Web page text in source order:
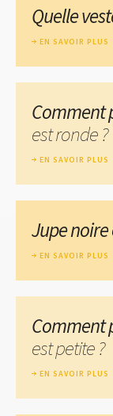
Quelle
EN SAVOIR PLUS
Comment
est ronde ?
EN SAVOIR PLUS
Jupe
EN SAVOIR PLUS
Comment
est petite ?
EN SAVOIR PLUS